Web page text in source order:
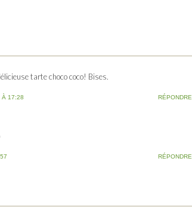
tarte choco coco! Bises.
À 17:28 RÉPONDRE
RÉPONDRE